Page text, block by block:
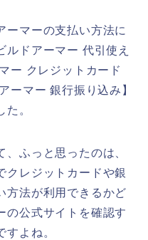
ーマーの支払い方法に
ルドアーマー 代引使え
ー クレジットカード
ーマー 銀行振り込み】
。
ふっと思ったのは、
クレジットカードや銀
方法が利用できるかど
の公式サイトを確認す
よね。